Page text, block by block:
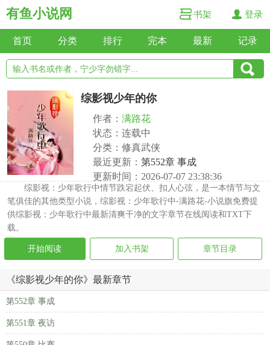
有鱼小说网 书架 登录
首页 分类 排行 完本 最新 记录
综影视少年的你
作者： 满路花
状态：连载中
分类：修真武侠
最近更新： 第552章 事成
更新时间：2026-07-07 23:38:36
综影视：少年歌行中情节跌宕起伏、扣人心弦，是一本情节与文
笔俱佳的其他类型小说，综影视：少年歌行中-满路花-小说旗免费提
供综影视：少年歌行中最新清爽干净的文字章节在线阅读和TXT下
载。
开始阅读 加入书架 章节目录
《综影视少年的你》最新章节
第552章 事成
第551章 夜访